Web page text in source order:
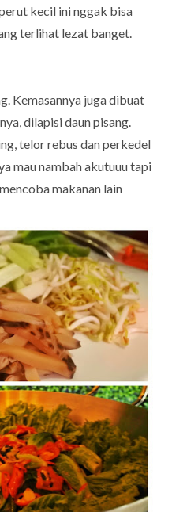
kecil ini nggak bisa
terlihat lezat banget.
Kemasannya juga dibuat
dilapisi daun pisang.
telor rebus dan perkedel
mau nambah akutuuu tapi
makanan lain